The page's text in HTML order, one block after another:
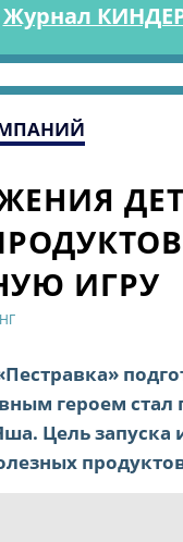
Журнал
ИГРУ
героем
Цель